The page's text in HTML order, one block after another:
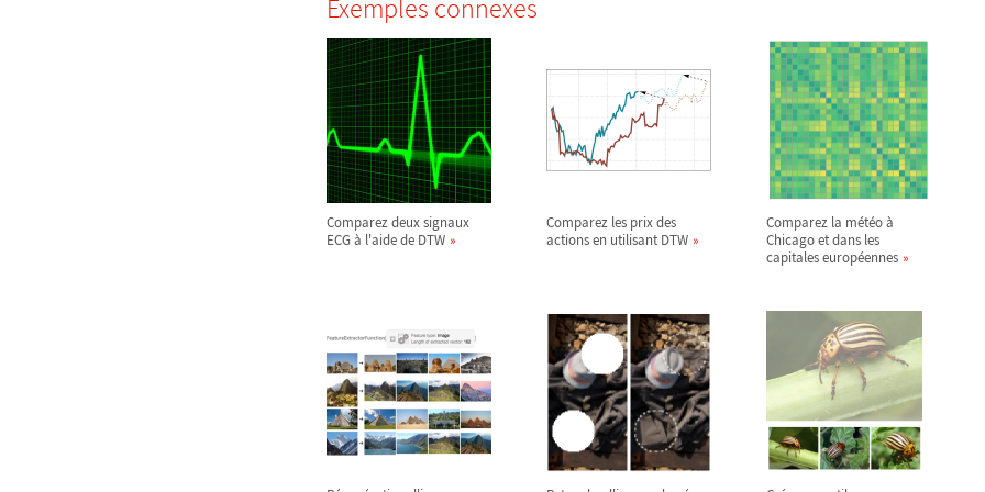
Exemples connexes
Comparez deux signaux
ECG à l'aide de DTW
Comparez les prix des
actions en utilisant DTW
Comparez la météo à
Chicago et dans les
capitales européennes